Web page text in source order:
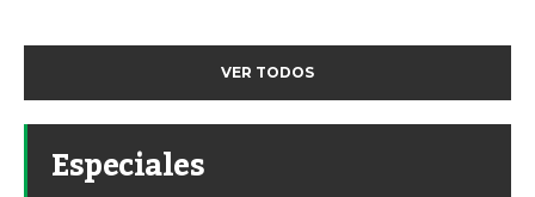
VER TODOS
Especiales